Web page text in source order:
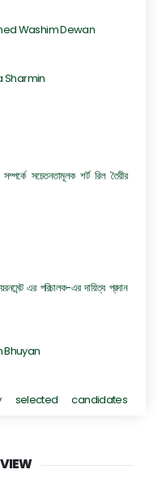
Washim Dewan
Sharmin
সচেতনতামূলক শর্ট রিল তৈরীর
এর পরিচালক-এর দায়িত্ব প্রদান
Bhuyan
selected candidates
August, 2026